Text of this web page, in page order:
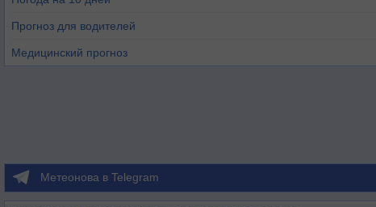
Прогноз для водителей
Медицинский прогноз
Метеонова в Telegram